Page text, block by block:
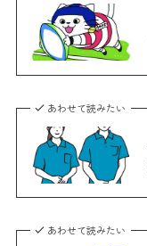
あわせて読みたい
あわせて読みたい